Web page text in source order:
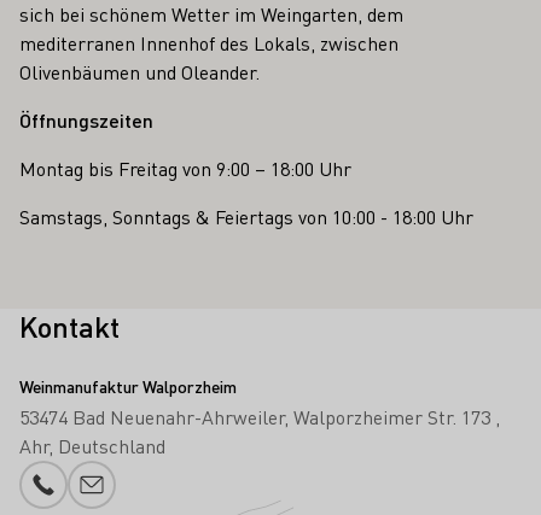
sich bei schönem Wetter im Weingarten, dem
mediterranen Innenhof des Lokals, zwischen
Olivenbäumen und Oleander.
Öffnungszeiten
Montag bis Freitag von 9:00 – 18:00 Uhr
Samstags, Sonntags & Feiertags von 10:00 - 18:00 Uhr
Kontakt
Weinmanufaktur Walporzheim
53474 Bad Neuenahr-Ahrweiler Walporzheimer Str. 173
Ahr Deutschland
Telefonnummer
E-Mail-Adresse